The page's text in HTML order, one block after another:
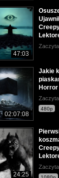
47:03
02:07:08
Jakie
480p
24:25